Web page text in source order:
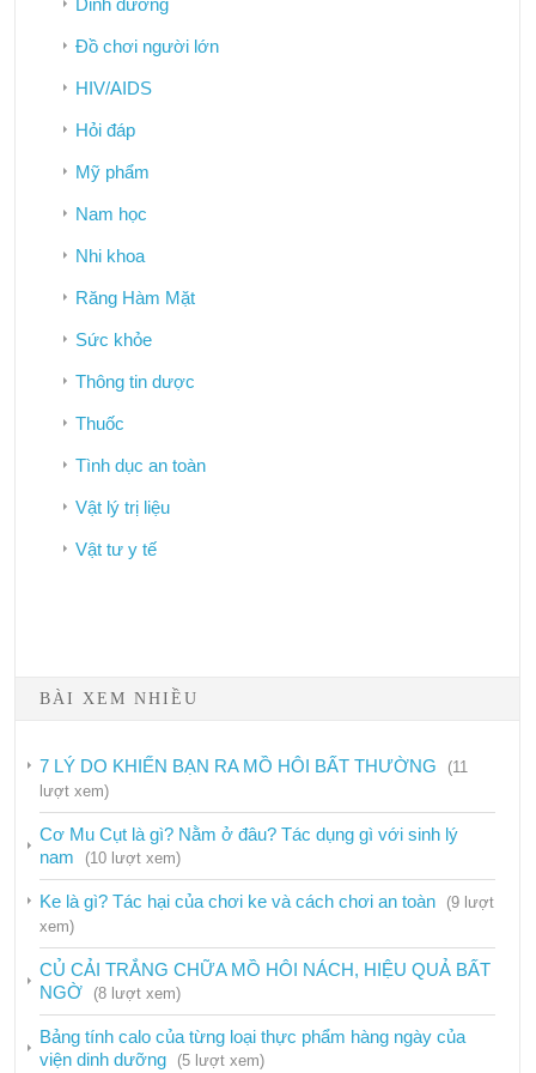
Đồ chơi người lớn
HIV/AIDS
Hỏi đáp
Mỹ phẩm
Nam học
Nhi khoa
Răng Hàm Mặt
Sức khỏe
Thông tin dược
Thuốc
Tình dục an toàn
Vật lý trị liệu
Vật tư y tế
Phòng chống HIV/AIDS
Hướng dẫn
Phòng chống ma túy
Tiêm truyền an toàn
Tin tức – Sự kiện
BÀI XEM NHIỀU
7 LÝ DO KHIẾN BẠN RA MỒ HÔI BẤT THƯỜNG
(11
lượt xem)
Cơ Mu Cụt là gì? Nằm ở đâu? Tác dụng gì với sinh lý
nam
(10 lượt xem)
Ke là gì? Tác hại của chơi ke và cách chơi an toàn
(9 lượt
xem)
CỦ CẢI TRẮNG CHỮA MỒ HÔI NÁCH, HIỆU QUẢ BẤT
NGỜ
(8 lượt xem)
Bảng tính calo của từng loại thực phẩm hàng ngày của
viện dinh dưỡng
(5 lượt xem)